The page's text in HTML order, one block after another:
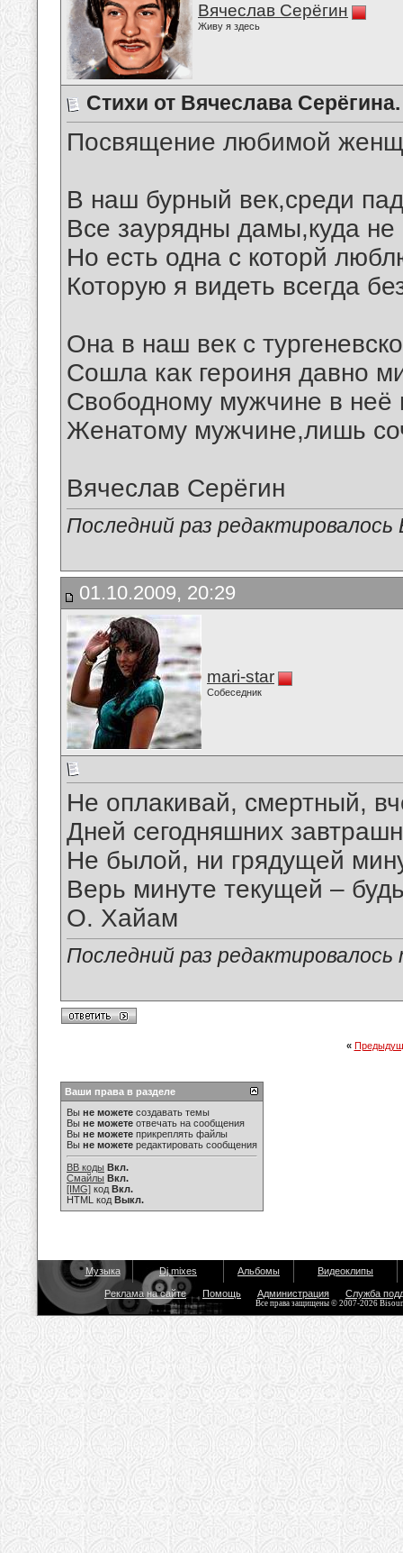
Вячеслав Серёгин
Живу я здесь
Стихи от Вячеслава Серёгина.
Посвящение любимой
В наш бурный век,среди
Все заурядны дамы,куда не
Но есть одна с которй
Которую я видеть всегда
Она в наш век с
Сошла как героиня давно
Свободному мужчине в неё
Женатому мужчине,лишь
Вячеслав Серёгин
Последний раз
01.10.2009, 20:29
mari-star
Собеседник
Не оплакивай, смертный,
Дней сегодняшних
Не былой, ни грядущей
Верь минуте текущей –
О. Хайам
Последний раз
«
Ваши права в разделе
Вы не можете создавать темы
Вы не можете отвечать на сообщения
Вы не можете прикреплять файлы
Вы не можете редактировать сообщения
BB коды Вкл.
Смайлы Вкл.
[IMG] код Вкл.
HTML код Выкл.
Музыка Dj mixes Альбомы Видеоклипы
Реклама на сайте Помощь Администрация Служба
Все права защищены © 2007-2026